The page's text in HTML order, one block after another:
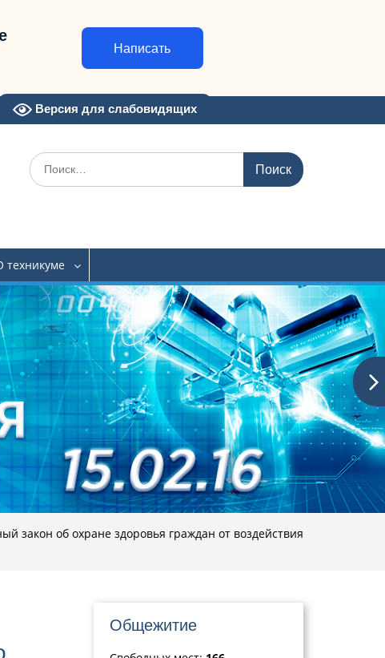
Написать
Версия для слабовидящих
Искать:
техникуме
закон об охране здоровья граждан от воздействия
Общежитие